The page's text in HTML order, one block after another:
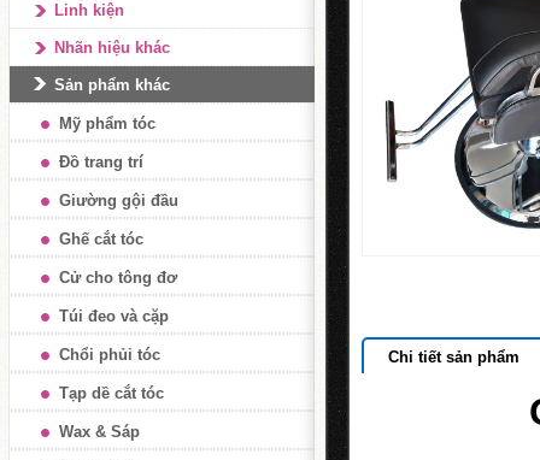
Linh kiện
Nhãn hiệu khác
Sản phẩm khác
Mỹ phẩm tóc
Đồ trang trí
Giường gội đầu
Ghế cắt tóc
Cử cho tông đơ
Túi đeo và cặp
Chổi phủi tóc
Tạp dề cắt tóc
Wax & Sáp
Chi tiết sản phẩm